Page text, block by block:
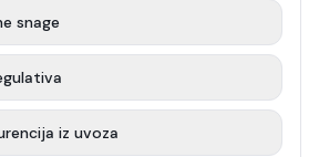
snage
iz uvoza